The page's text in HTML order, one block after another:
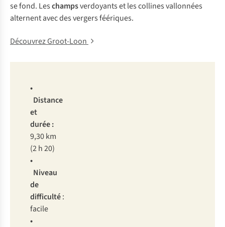
se fond. Leschampsverdoyants et les collines vallonnées
alternent avec des vergers féériques.
Découvrez Groot-Loon
•
Distance
et
durée :
9,30 km
(2 h 20)
•
Niveau
de
difficulté:
facile
•